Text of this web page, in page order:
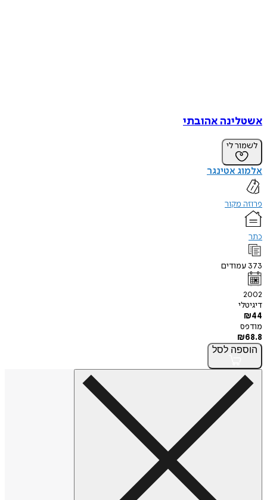
אשטלינה אהובתי
לשמור לי
אלמוג אטינגר
פרוזה מקור
כתר
373 עמודים
2002
דיגיטלי
₪44
מודפס
₪68.8
הוספה לסל